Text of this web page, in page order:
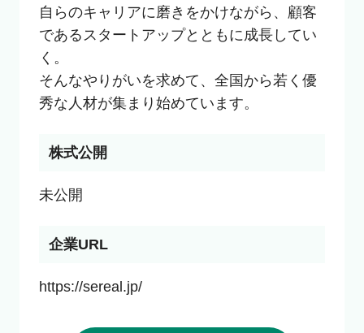
自らのキャリアに磨きをかけながら、顧客
であるスタートアップとともに成長してい
く。
そんなやりがいを求めて、全国から若く優
秀な人材が集まり始めています。
株式公開
未公開
企業URL
https://sereal.jp/